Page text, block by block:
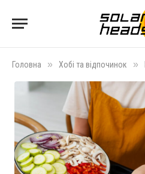
Головна » Хобі та відпочинок »